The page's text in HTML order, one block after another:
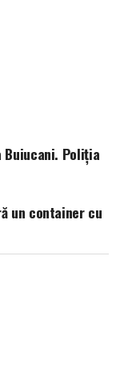
Buiucani. Poliția
un container cu